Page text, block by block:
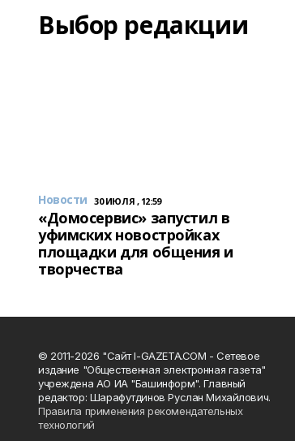
Выбор редакции
Новости 30 ИЮЛЯ , 12:59
«Домосервис» запустил в
уфимских новостройках
площадки для общения и
творчества
© 2011-2026 "Сайт I-GAZETA.COM - Сетевое
издание "Общественная электронная газета"
учреждена АО ИА "Башинформ". Главный
редактор: Шарафутдинов Руслан Михайлович.
Правила применения рекомендательных
технологий